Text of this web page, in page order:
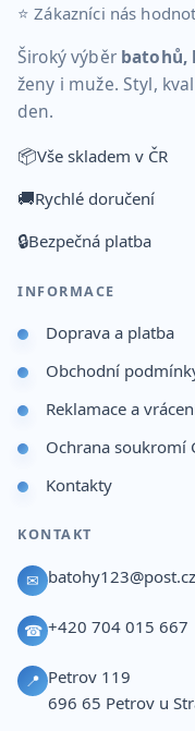
⭐ Zákazníci nás
Široký výběr batohů,
ženy i muže. Styl,
den.
📦Vše skladem v ČR
🚚Rychlé doručení
🔒Bezpečná platba
INFORMACE
Doprava a platba
Obchodní
Reklamace a
Ochrana soukromí
Kontakty
KONTAKT
✉ batohy123@post.cz
☎ +420 704 015 667
📍 Petrov 119
696 65 Petrov u